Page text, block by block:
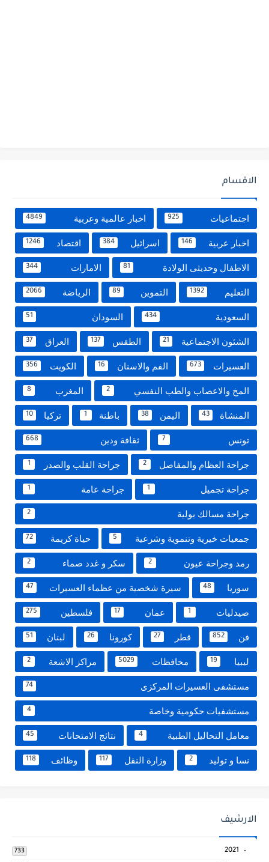
الاقسام
اجتماعيات 925 اخبار عالمية وعربية 4849
اخبار عربية 146 اسرائيل 384 اقتصاد 1246
الاطفال وحديثى الولادة 81 الامارات 344
التعليم 1392 التموين 89 الرياضة 2066
السعودية 434 السودان 51
الشئون الاجتماعية 21 الطقس 137 العراق 37
العسيرات 673 الفم والاسنان 16 الكويت 356
المخ والاعصاب والطب النفسي 2 المغرب 8
المنشاة 43 اليمن 38 باطنة 1 تركيا 10
تونس 7 ثقافة ودين 668
جراحة العظام والمفاصل 2 جراحة القلب والصدر 1
جراحة تجميل 1 جراحة عامة 1
جراحة مسالك بولية 2
جمعيات خيرية وتنموية وشرعية 5 حياة كريمة 72
رمد وجراحة عيون 2 سكر و غدد صماء 2
سوريا 48 سيرة شخصية من عظماء العسيرات 47
صيدليات 1 عمان 17 فلسطين 275
فن 852 قطر 27 كورونا 26 لبنان 51
ليبيا 19 محافظات 5029 مراكز الاشعة 2
مستشفى العسيرات المركزى 74
مستشفيات حكومية وخاصة 4
معامل التحاليل الطبية 4 نتائج الامتحانات 45
نسا و توليد 2 وزارة النقل 117 وظائف 118
الارشيف
2021
733